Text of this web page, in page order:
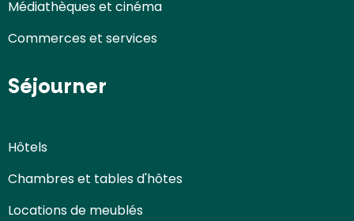
Médiathèques et cinéma
Commerces et services
Séjourner
Hôtels
Chambres et tables d'hôtes
Locations de meublés